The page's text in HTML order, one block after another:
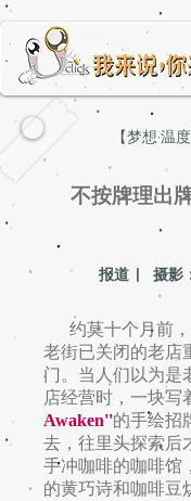
【梦想·温
不按牌理出
报道 | 摄影
约莫十个月前，
老街已关闭的老店
门。当人们以为是
店经营时，一块写
Awaken''的手绘招
去，往里头探索后
手冲咖啡的咖啡馆
的黄巧诗和咖啡豆